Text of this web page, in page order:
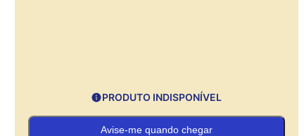
PRODUTO INDISPONÍVEL
Avise-me quando chegar